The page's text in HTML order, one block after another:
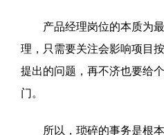
产品经理岗位的本质为最
理，只需要关注会影响项目
提出的问题，再不济也要给
门。
所以，琐碎的事务是根本